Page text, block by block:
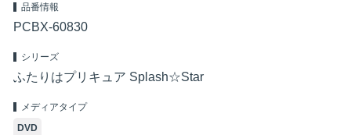
品番情報
PCBX-60830
シリーズ
ふたりはプリキュア Splash☆Star
メディアタイプ
DVD